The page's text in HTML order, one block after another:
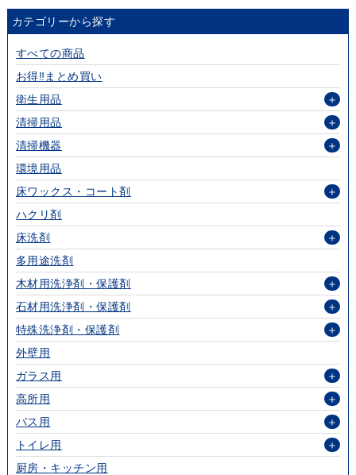
カテゴリーから探す
すべての商品
お得‼まとめ買い
衛生用品
＋
清掃用品
＋
清掃機器
＋
環境用品
床ワックス・コート剤
＋
ハクリ剤
床洗剤
＋
多用途洗剤
木材用洗浄剤・保護剤
＋
石材用洗浄剤・保護剤
＋
特殊洗浄剤・保護剤
＋
外壁用
ガラス用
＋
高所用
＋
バス用
＋
トイレ用
＋
厨房・キッチン用